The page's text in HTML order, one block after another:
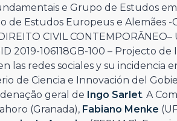
e Grupo de Estudos
de Estudos Europeus e Alemães -
CIVIL
2019-106118GB-100 – Projecto de
las redes sociales y su incidencia
de Ciencia e Innovación del
geral de Ingo Sarlet. A
(Granada), Fabiano Menke